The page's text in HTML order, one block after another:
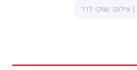
צילום: שוקי לרר